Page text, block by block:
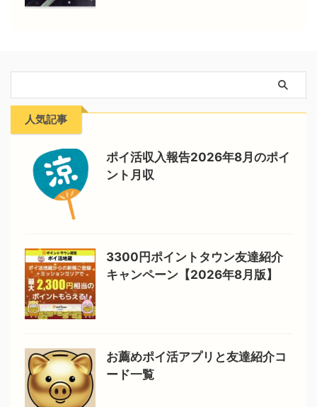
人気記事
ポイ活収入報告2026年8月のポイ
ント月収
3300円ポイントタウン友達紹介
キャンペーン【2026年8月版】
お薦めポイ活アプリと友達紹介コ
ード一覧